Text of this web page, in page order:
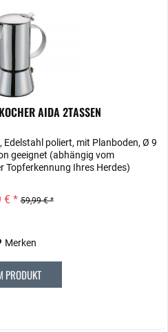
AIDA 2TASSEN
Edelstahl poliert, mit Planboden, Ø 9
geeignet (abhängig vom
Topferkennung Ihres Herdes)
€ * 59,99 € *
Merken
PRODUKT